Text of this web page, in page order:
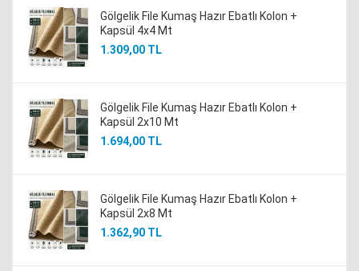
Gölgelik File Kumaş Hazır Ebatlı Kolon +
Kapsül 4x4 Mt
1.309,00 TL
Gölgelik File Kumaş Hazır Ebatlı Kolon +
Kapsül 2x10 Mt
1.694,00 TL
Gölgelik File Kumaş Hazır Ebatlı Kolon +
Kapsül 2x8 Mt
1.362,90 TL